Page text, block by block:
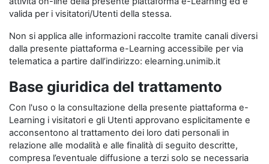
valida per i visitatori/Utenti della stessa.
Non si applica alle informazioni raccolte tramite canali diversi
dalla presente piattaforma e-Learning accessibile per via
telematica a partire dall’indirizzo: elearning.unimib.it
Base giuridica del trattamento
Con l'uso o la consultazione della presente piattaforma e-
Learning i visitatori e gli Utenti approvano esplicitamente e
acconsentono al trattamento dei loro dati personali in
relazione alle modalità e alle finalità di seguito descritte,
compresa l’eventuale diffusione a terzi solo se necessaria